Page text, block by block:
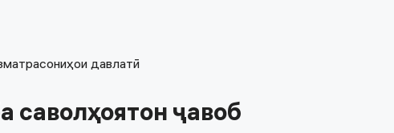
давлатӣ
саволҳоятон ҷавоб